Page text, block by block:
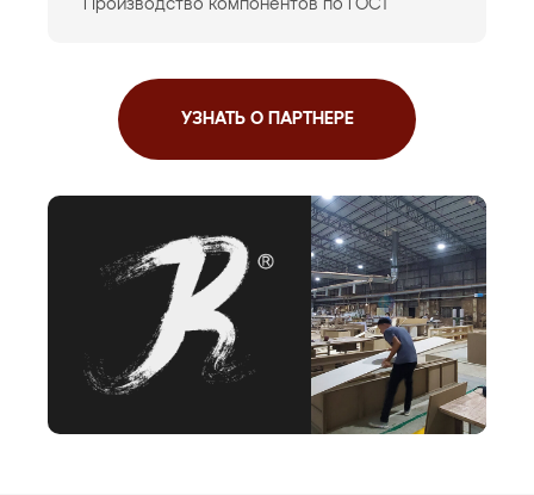
Производство компонентов по ГОСТ
УЗНАТЬ О ПАРТНЕРЕ